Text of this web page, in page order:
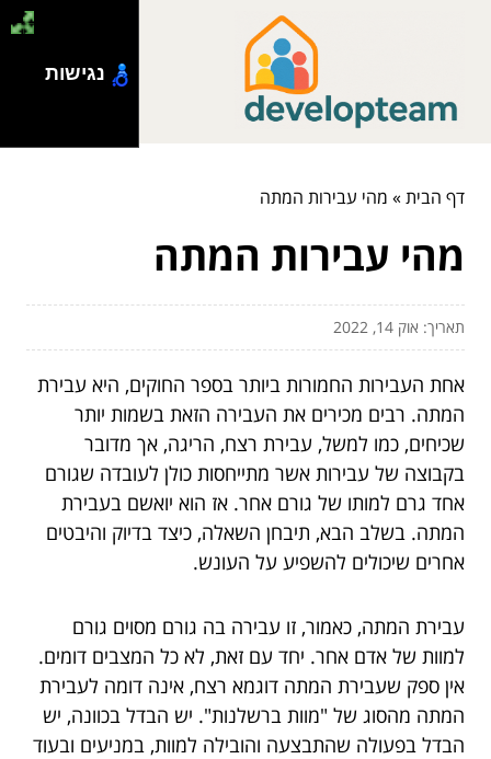
דף הבית» מהי עבירות המתה
מהי עבירות המתה
תאריך: אוק 14, 2022
אחת העבירות החמורות ביותר בספר החוקים, היא עבירת
המתה. רבים מכירים את העבירה הזאת בשמות יותר
שכיחים, כמו למשל, עבירת רצח, הריגה, אך מדובר
בקבוצה של עבירות אשר מתייחסות כולן לעובדה שגורם
אחד גרם למותו של גורם אחר. אז הוא יואשם בעבירת
המתה. בשלב הבא, תיבחן השאלה, כיצד בדיוק והיבטים
אחרים שיכולים להשפיע על העונש.
עבירת המתה, כאמור, זו עבירה בה גורם מסוים גורם
למוות של אדם אחר. יחד עם זאת, לא כל המצבים דומים.
אין ספק שעבירת המתה דוגמא רצח, אינה דומה לעבירת
המתה מהסוג של "מוות ברשלנות". יש הבדל בכוונה, יש
הבדל בפעולה שהתבצעה והובילה למוות, במניעים ובעוד
נגישות